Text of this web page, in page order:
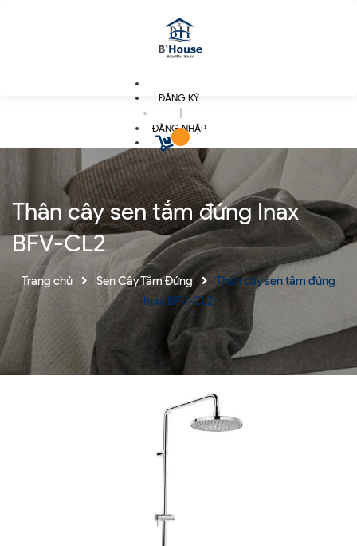
ĐĂNG KÝ
ĐĂNG NHẬP
Thân cây sen tắm đứng Inax
BFV-CL2
Trang chủ Sen Cây Tắm Đứng
Thân cây sen tắm đứng
Inax BFV-CL2